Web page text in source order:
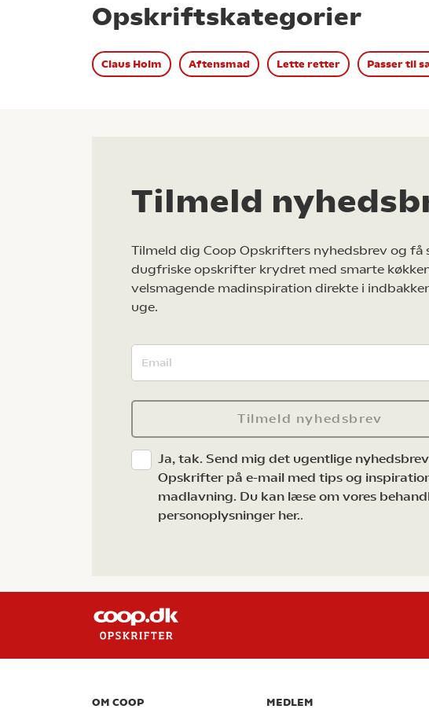
Opskriftskategorier
Claus Holm Aftensmad Lette retter Passer til
Tilmeld
Tilmeld dig Coop Opskrifters nyhedsbrev og få
dugfriske opskrifter krydret med smarte
velsmagende madinspiration direkte i
uge.
Tilmeld nyhedsbrev
Ja, tak. Send mig det ugentlige
Opskrifter på e-mail med tips og
madlavning. Du kan læse om vores
personoplysninger her..
OM COOP MEDLEM